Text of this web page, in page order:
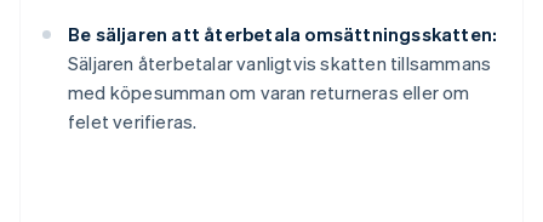
Be säljaren att återbetala omsättningsskatten:
Säljaren återbetalar vanligtvis skatten tillsammans
med köpesumman om varan returneras eller om
felet verifieras.